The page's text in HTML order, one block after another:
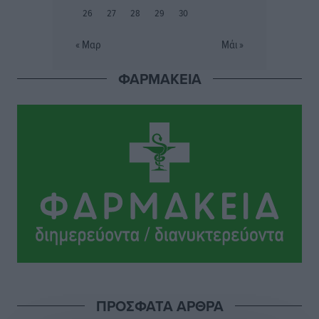
πριν 7 ώρες
Εθνική Παίδων: Ο Χριστοδούλου και η καλύτερη
Διαγόρας: Ανανέωσε ο Μιχάλης Χατζηγεωργίου
ΔΕΑΣ Δάφνη Ρόδου: Η Ευαγγελία Τετράδη στο
Αθλητικά• πριν 7 ώρες
26
27 28 29 30
« Μαρ Μάι »
ΦΑΡΜΑΚΕΙΑ
ΠΡΟΣΦΑΤΑ ΑΡΘΡΑ